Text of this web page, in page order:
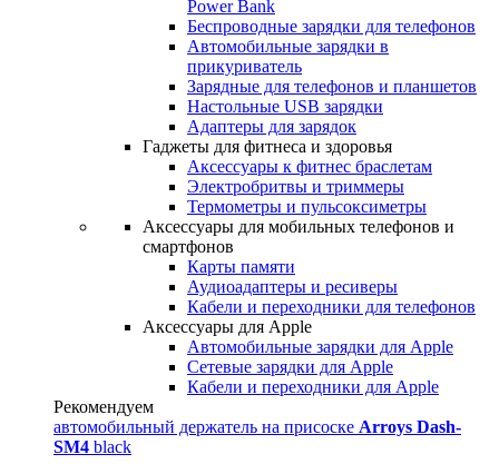
Power Bank
Беспроводные зарядки для телефонов
Автомобильные зарядки в
прикуриватель
Зарядные для телефонов и планшетов
Настольные USB зарядки
Адаптеры для зарядок
Гаджеты для фитнеса и здоровья
Аксессуары к фитнес браслетам
Электробритвы и триммеры
Термометры и пульсоксиметры
Аксессуары для мобильных телефонов и
смартфонов
Карты памяти
Аудиоадаптеры и ресиверы
Кабели и переходники для телефонов
Аксессуары для Apple
Автомобильные зарядки для Apple
Сетевые зарядки для Apple
Кабели и переходники для Apple
Рекомендуем
автомобильный держатель на присоске Arroys Dash-
SM4 black